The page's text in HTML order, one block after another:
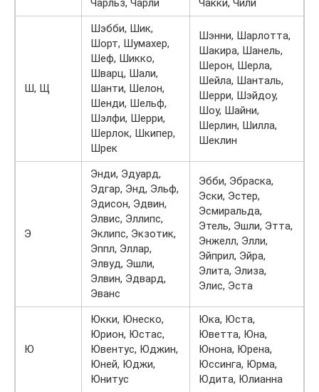
Чарльз, Чарли
Чакки, Чили
Ш, Щ
Шэбби, Шик,
Шорт, Шумахер,
Шеф, Шикко,
Шварц, Шали,
Шанти, Шелон,
Шенди, Шельф,
Шэлфи, Шерри,
Шерлок, Шкипер,
Шрек
Шэнни, Шарлотта,
Шакира, Шанель,
Шерон, Шерла,
Шейла, Шанталь,
Шерри, Шэйдоу,
Шоу, Шайни,
Шерлин, Шилла,
Шеклин
Э
Энди, Эдуард,
Эдгар, Энд, Эльф,
Эдисон, Эдвин,
Элвис, Эллипс,
Эклипс, Экзотик,
Эппл, Эллар,
Элвуд, Эшли,
Элвин, Эдвард,
Эванс
Эбби, Эбраска,
Эски, Эстер,
Эсмиральда,
Этель, Эшли, Этта,
Энжелл, Элли,
Эйприл, Эйра,
Элита, Элиза,
Элис, Эста
Ю
Юкки, Юнеско,
Юрион, Юстас,
Ювентус, Юджин,
Юней, Юджи,
Юнитус
Юка, Юста,
Юветта, Юна,
Юнона, Юрена,
Юссинга, Юрма,
Юдита, Юлианна